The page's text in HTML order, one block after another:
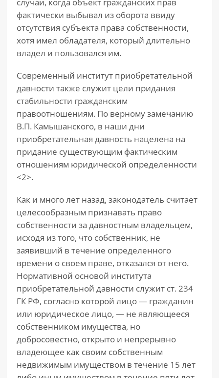
фактически выбывал из оборота ввиду
отсутствия субъекта права собственности,
хотя имел обладателя, который длительно
владел и пользовался им.
Современный институт приобретательной
давности также служит цели придания
стабильности гражданским
правоотношениям. По верному замечанию
В.П. Камышанского, в наши дни
приобретательная давность нацелена на
придание существующим фактическим
отношениям юридической определенности
<2>.
Как и много лет назад, законодатель считает
целесообразным признавать право
собственности за давностным владельцем,
исходя из того, что собственник, не
заявивший в течение определенного
времени о своем праве, отказался от него.
Нормативной основой института
приобретательной давности служит ст. 234
ГК РФ, согласно которой лицо — гражданин
или юридическое лицо, — не являющееся
собственником имущества, но
добросовестно, открыто и непрерывно
владеющее как своим собственным
недвижимым имуществом в течение 15 лет